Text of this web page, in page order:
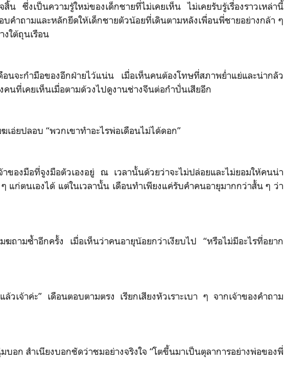
สิ้น ซึ่งเป็นความรู้ใหม่ของเด็กชายที่ไม่เคยเห็น ไม่เคยรับรู้เรื่องราวเหล่านี้
คำถามและหลักยึดให้เด็กชายตัวน้อยที่เดินตามหลังเพื่อนพี่ชายอย่างกล้า ๆ
งใต้ถุนเรือน
อนจะกำมือของอีกฝ่ายไว้แน่น เมื่อเห็นคนต้องโทษที่สภาพย่ำแย่และน่ากลัว
นที่เคยเห็นเมื่อตามด้วงไปดูงานช่างจีนต่อกำปั่นเสียอีก
เอ่ยปลอบ “พวกเขาทำอะไรพ่อเดือนไม่ได้ดอก”
ของมือที่จูงมือตัวเองอยู่ ณ เวลานั้นด้วยว่าจะไม่ปล่อยและไม่ยอมให้คนน่า
แก่ตนเองได้ แต่ในเวลานั้น เดือนทำเพียงแค่รับคำคนอายุมากกว่าสั้น ๆ ว่า
ฆถามซ้ำอีกครั้ง เมื่อเห็นว่าคนอายุน้อยกว่าเงียบไป “หรือไม่มีอะไรที่อยาก
วเจ้าค่ะ” เดือนตอบตามตรง เรียกเสียงหัวเราะเบา ๆ จากเจ้าของคำถาม
บอก สำเนียงบอกชัดว่าชมอย่างจริงใจ “โตขึ้นมาเป็นตุลาการอย่างพ่อของพี่